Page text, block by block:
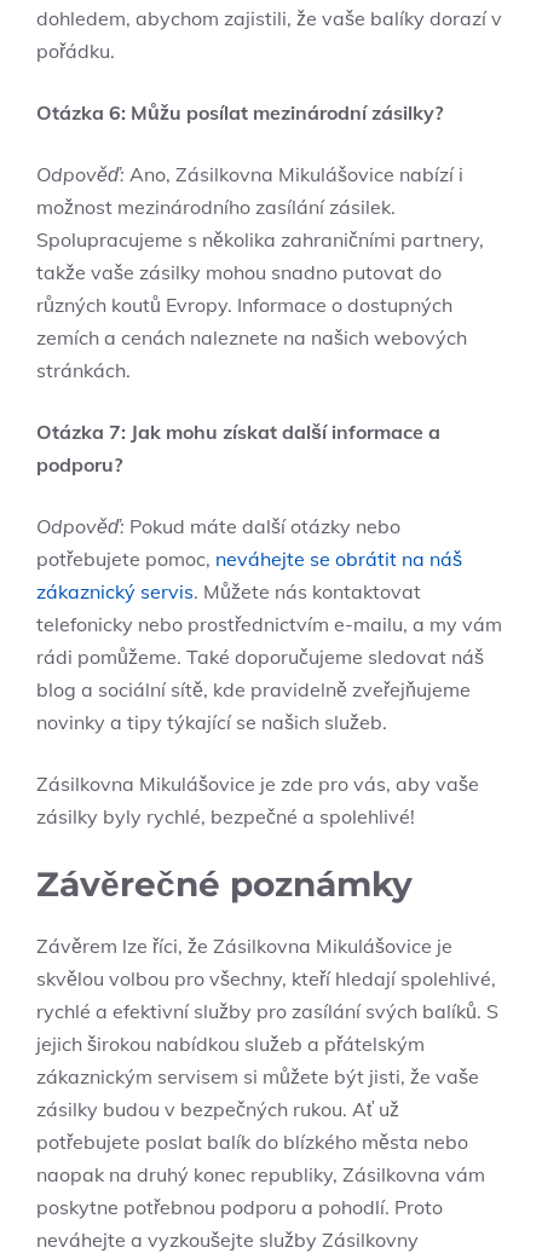
‌dohledem,⁣ abychom zajistili, že vaše ⁢balíky dorazí v‌
pořádku.
Otázka 6: Můžu posílat mezinárodní‌ zásilky?
Odpověď: Ano, Zásilkovna Mikulášovice ‌nabízí i
možnost mezinárodního zasílání zásilek.​
Spolupracujeme⁣ s několika⁢ zahraničními partnery,
takže vaše zásilky mohou snadno putovat‌ do​
různých koutů Evropy. Informace‌ o dostupných
zemích a cenách naleznete na našich webových
‌stránkách.
Otázka 7:⁣ Jak mohu získat další ‌informace a
podporu?
Odpověď: ⁣Pokud⁢ máte⁢ další otázky nebo
potřebujete pomoc, ‍ neváhejte se obrátit na náš
zákaznický servis. Můžete nás kontaktovat
telefonicky nebo prostřednictvím⁢ e-mailu, a ⁣my vám
rádi pomůžeme. Také ‌doporučujeme sledovat náš
blog a ⁤sociální sítě, kde pravidelně zveřejňujeme
novinky ​a tipy týkající se našich služeb.
Zásilkovna ‍Mikulášovice je zde​ pro‍ vás, aby vaše
⁤zásilky byly rychlé, ‌bezpečné a spolehlivé!
Závěrečné poznámky
Závěrem lze říci, že Zásilkovna Mikulášovice je
skvělou volbou pro všechny,⁣ kteří hledají spolehlivé,
rychlé a efektivní služby pro zasílání svých balíků. S
jejich širokou nabídkou služeb a přátelským‍
zákaznickým servisem si můžete být jisti,‍ že vaše
zásilky budou v bezpečných rukou. Ať ⁣už
potřebujete ‌poslat ‌balík ‌do blízkého města⁣ nebo
naopak na⁣ druhý konec republiky, ‌Zásilkovna vám
poskytne potřebnou podporu a ⁤pohodlí. Proto
neváhejte a⁣ vyzkoušejte služby Zásilkovny ​